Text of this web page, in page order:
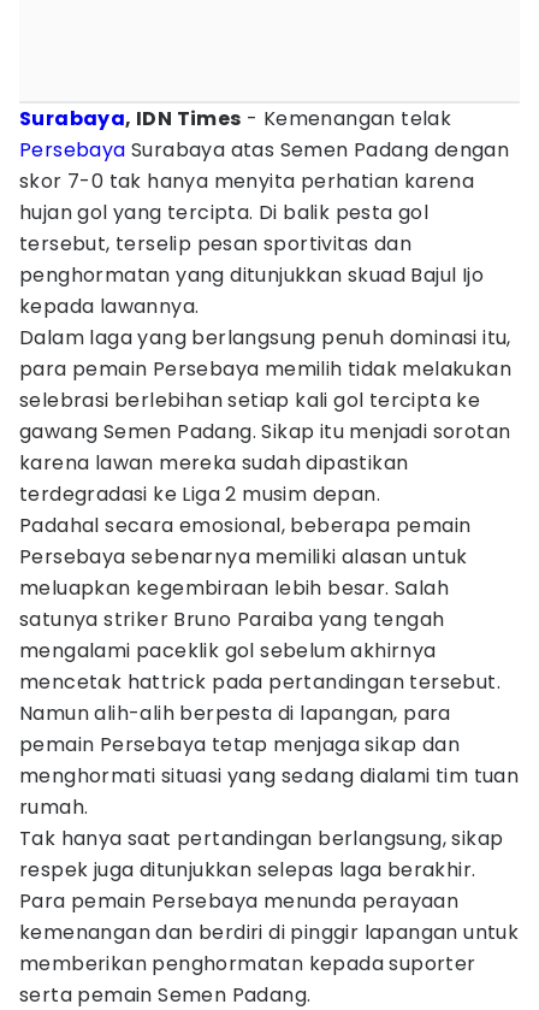
Surabaya, IDN Times - Kemenangan telak
Persebaya Surabaya atas Semen Padang dengan
skor 7-0 tak hanya menyita perhatian karena
hujan gol yang tercipta. Di balik pesta gol
tersebut, terselip pesan sportivitas dan
penghormatan yang ditunjukkan skuad Bajul Ijo
kepada lawannya.
Dalam laga yang berlangsung penuh dominasi itu,
para pemain Persebaya memilih tidak melakukan
selebrasi berlebihan setiap kali gol tercipta ke
gawang Semen Padang. Sikap itu menjadi sorotan
karena lawan mereka sudah dipastikan
terdegradasi ke Liga 2 musim depan.
Padahal secara emosional, beberapa pemain
Persebaya sebenarnya memiliki alasan untuk
meluapkan kegembiraan lebih besar. Salah
satunya striker Bruno Paraiba yang tengah
mengalami paceklik gol sebelum akhirnya
mencetak hattrick pada pertandingan tersebut.
Namun alih-alih berpesta di lapangan, para
pemain Persebaya tetap menjaga sikap dan
menghormati situasi yang sedang dialami tim tuan
rumah.
Tak hanya saat pertandingan berlangsung, sikap
respek juga ditunjukkan selepas laga berakhir.
Para pemain Persebaya menunda perayaan
kemenangan dan berdiri di pinggir lapangan untuk
memberikan penghormatan kepada suporter
serta pemain Semen Padang.